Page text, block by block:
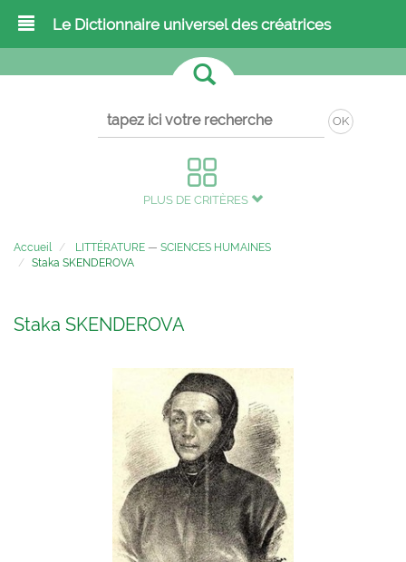
Le Dictionnaire universel des créatrices
OK
PLUS DE CRITÈRES
Accueil LITTÉRATURE — SCIENCES HUMAINES
Staka SKENDEROVA
Staka SKENDEROVA